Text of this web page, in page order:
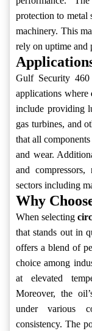
protection to metal
machinery. This
rely on uptime and
Gulf Security
applications where
include providing
gas turbines, and
that all
and wear.
and
sectors including
Why
When selecting
that stands out in
offers a blend of
choice among
at elevated
Moreover, the
under various
consistency. The